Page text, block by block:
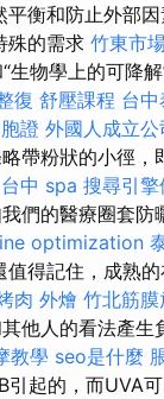
衡和防止外部因
殊的需求 竹東市
生物學上的可降
復 舒壓課程 台
證 外國人成立公
帶粉狀的小徑，
台中 spa 搜尋引擎
們的醫療圈套
optimization
值得記住，成熟
肉 外燴 竹北筋膜
他人的看法產
教學 seo是什麼
引起的，而UVA